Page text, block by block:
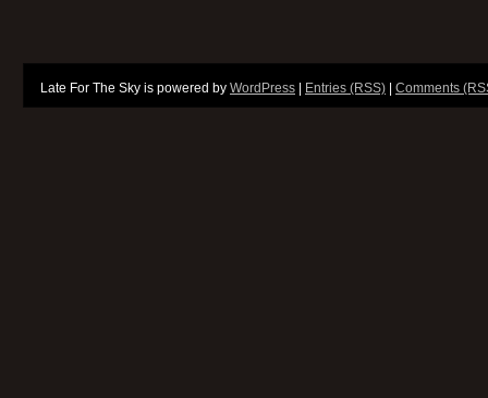
Late For The Sky is powered by WordPress Entries (RSS) Comments